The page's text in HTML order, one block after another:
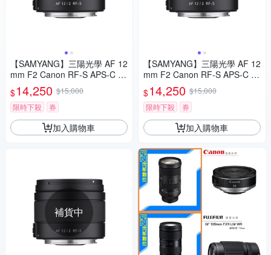
【SAMYANG】三陽光學 AF 12
mm F2 Canon RF-S APS-C 自
動對焦鏡頭 公司貨
$14,250 $15,000
限時下殺
券
加入購物車
補貨中
【SAMYANG】三陽光學 AF 12
mm F2 Canon RF-S APS-C 自
動對焦鏡頭 公司貨
$14,250 $15,000
限時下殺
券
加入購物車